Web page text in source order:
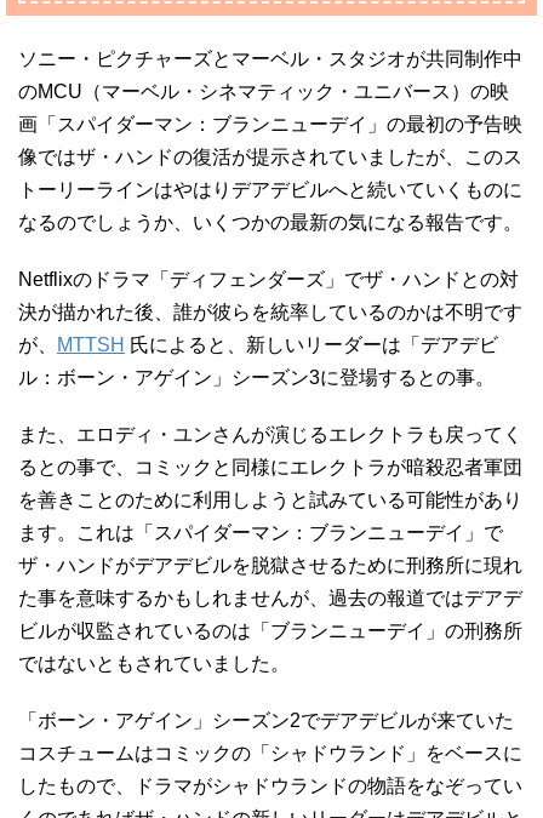
ソニー・ピクチャーズとマーベル・スタジオが共同制作中
のMCU（マーベル・シネマティック・ユニバース）の映
画「スパイダーマン：ブランニューデイ」の最初の予告映
像ではザ・ハンドの復活が提示されていましたが、このス
トーリーラインはやはりデアデビルへと続いていくものに
なるのでしょうか、いくつかの最新の気になる報告です。
Netflixのドラマ「ディフェンダーズ」でザ・ハンドとの対
決が描かれた後、誰が彼らを統率しているのかは不明です
が、
MTTSH 氏によると、新しいリーダーは「デアデビ
ル：ボーン・アゲイン」シーズン3に登場するとの事。
また、エロディ・ユンさんが演じるエレクトラも戻ってく
るとの事で、コミックと同様にエレクトラが暗殺忍者軍団
を善きことのために利用しようと試みている可能性があり
ます。これは「スパイダーマン：ブランニューデイ」で
ザ・ハンドがデアデビルを脱獄させるために刑務所に現れ
た事を意味するかもしれませんが、過去の報道ではデアデ
ビルが収監されているのは「ブランニューデイ」の刑務所
ではないともされていました。
「ボーン・アゲイン」シーズン2でデアデビルが来ていた
コスチュームはコミックの「シャドウランド」をベースに
したもので、ドラマがシャドウランドの物語をなぞってい